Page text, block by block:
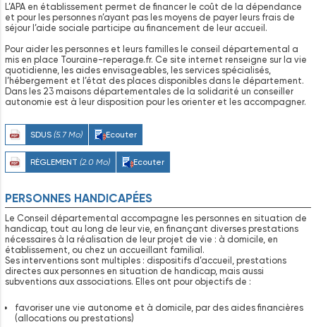
L’APA en établissement permet de financer le coût de la dépendance
et pour les personnes n’ayant pas les moyens de payer leurs frais de
séjour l’aide sociale participe au financement de leur accueil.
Pour aider les personnes et leurs familles le conseil départemental a
mis en place Touraine-reperage.fr. Ce site internet renseigne sur la vie
quotidienne, les aides envisageables, les services spécialisés,
l’hébergement et l’état des places disponibles dans le département.
Dans les 23 maisons départementales de la solidarité un conseiller
autonomie est à leur disposition pour les orienter et les accompagner.
SDUS (5.7 Mo) Ecouter
RÈGLEMENT (2.0 Mo) Ecouter
PERSONNES HANDICAPÉES
Le Conseil départemental accompagne les personnes en situation de
handicap, tout au long de leur vie, en finançant diverses prestations
nécessaires à la réalisation de leur projet de vie : à domicile, en
établissement, ou chez un accueillant familial.
Ses interventions sont multiples : dispositifs d’accueil, prestations
directes aux personnes en situation de handicap, mais aussi
subventions aux associations. Elles ont pour objectifs de :
favoriser une vie autonome et à domicile, par des aides financières
(allocations ou prestations)